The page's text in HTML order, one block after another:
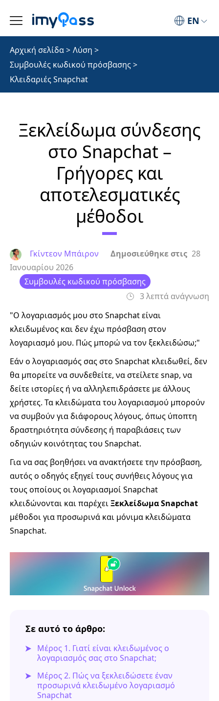
EN
Αρχική σελίδα> Λύση >
Συμβουλές κωδικού πρόσβασης>
Κλειδαριές Snapchat
Ξεκλείδωμα σύνδεσης
στο Snapchat –
Γρήγορες και
αποτελεσματικές
μέθοδοι
Γκίντεον Μπάιρον Δημοσιεύθηκε στις 28
Ιανουαρίου 2026
Συμβουλές κωδικού πρόσβασης
3 λεπτά ανάγνωση
"Ο λογαριασμός μου στο Snapchat είναι
κλειδωμένος και δεν έχω πρόσβαση στον
λογαριασμό μου. Πώς μπορώ να τον ξεκλειδώσω;"
Εάν ο λογαριασμός σας στο Snapchat κλειδωθεί, δεν
θα μπορείτε να συνδεθείτε, να στείλετε snap, να
δείτε ιστορίες ή να αλληλεπιδράσετε με άλλους
χρήστες. Τα κλειδώματα του λογαριασμού μπορούν
να συμβούν για διάφορους λόγους, όπως ύποπτη
δραστηριότητα σύνδεσης ή παραβιάσεις των
οδηγιών κοινότητας του Snapchat.
Για να σας βοηθήσει να ανακτήσετε την πρόσβαση,
αυτός ο οδηγός εξηγεί τους συνήθεις λόγους για
τους οποίους οι λογαριασμοί Snapchat
κλειδώνονται και παρέχειΞεκλείδωμα Snapchat
μέθοδοι για προσωρινά και μόνιμα κλειδώματα
Snapchat.
Σε αυτό το άρθρο:
Μέρος 1. Γιατί είναι κλειδωμένος ο
λογαριασμός σας στο Snapchat;
Μέρος 2. Πώς να ξεκλειδώσετε έναν
προσωρινά κλειδωμένο λογαριασμό
Snapchat